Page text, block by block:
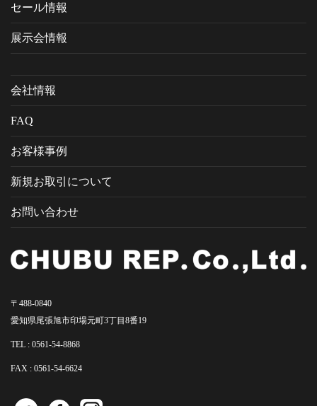
セール情報
展示会情報
会社情報
FAQ
お客様事例
新規お取引について
お問い合わせ
〒488-0840
愛知県尾張旭市印場元町3丁目8番19
TEL : 0561-54-8868
FAX : 0561-54-6624